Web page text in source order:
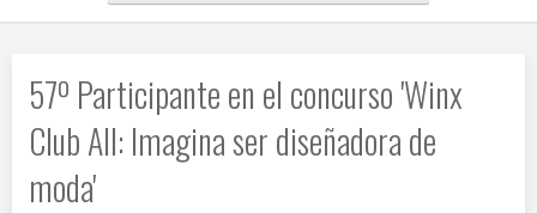
57º Participante en el concurso 'Winx
Club All: Imagina ser diseñadora de
moda'